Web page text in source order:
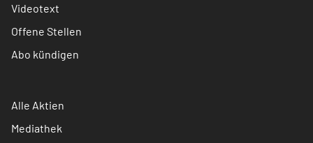
Videotext
Offene Stellen
Abo kündigen
Alle Aktien
Mediathek